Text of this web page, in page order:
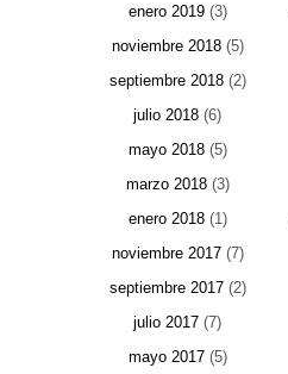
enero 2019(3)
noviembre 2018(5)
septiembre 2018(2)
julio 2018 (6)
mayo 2018(5)
marzo 2018(3)
enero 2018(1)
noviembre 2017(7)
septiembre 2017(2)
julio 2017 (7)
mayo 2017(5)